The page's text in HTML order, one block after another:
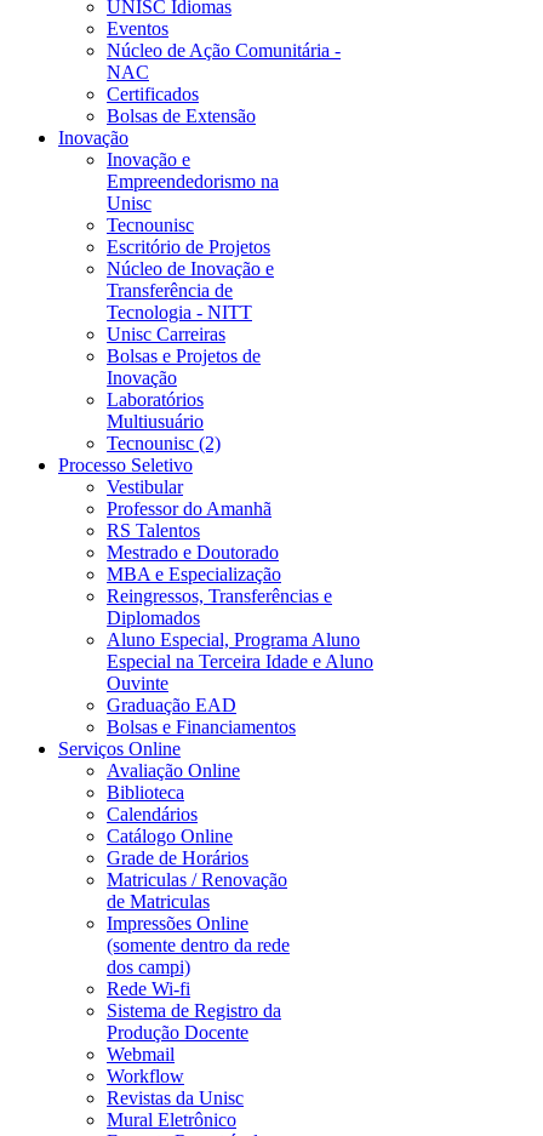
UNISC Idiomas
Eventos
Núcleo de Ação Comunitária -
NAC
Certificados
Bolsas de Extensão
Inovação
Inovação e
Empreendedorismo na
Unisc
Tecnounisc
Escritório de Projetos
Núcleo de Inovação e
Transferência de
Tecnologia - NITT
Unisc Carreiras
Bolsas e Projetos de
Inovação
Laboratórios
Multiusuário
Tecnounisc (2)
Processo Seletivo
Vestibular
Professor do Amanhã
RS Talentos
Mestrado e Doutorado
MBA e Especialização
Reingressos, Transferências e
Diplomados
Aluno Especial, Programa Aluno
Especial na Terceira Idade e Aluno
Ouvinte
Graduação EAD
Bolsas e Financiamentos
Serviços Online
Avaliação Online
Biblioteca
Calendários
Catálogo Online
Grade de Horários
Matriculas / Renovação
de Matriculas
Impressões Online
(somente dentro da rede
dos campi)
Rede Wi-fi
Sistema de Registro da
Produção Docente
Webmail
Workflow
Revistas da Unisc
Mural Eletrônico